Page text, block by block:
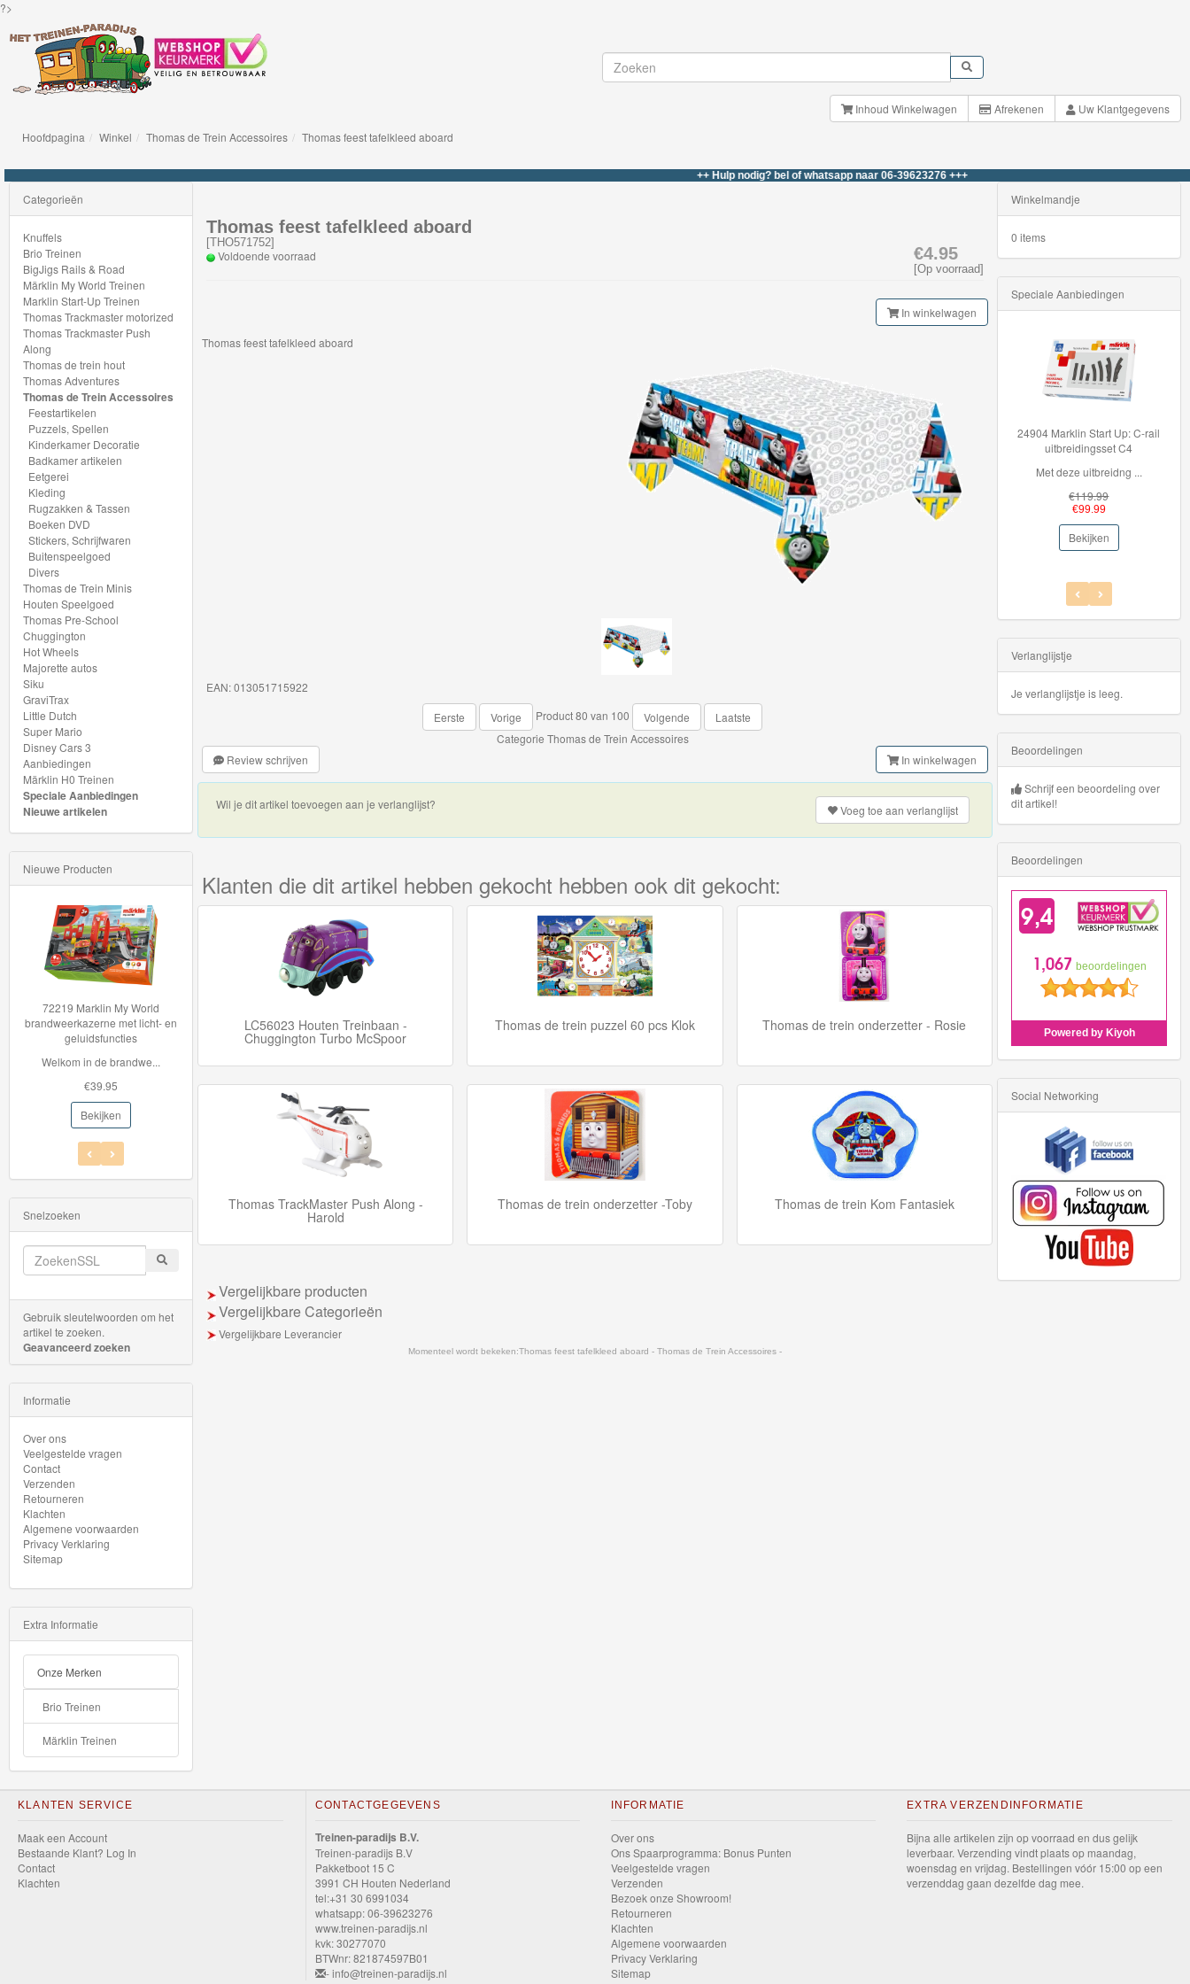
?>
Brio
Treinen
BigJigs
Rails
&
Road
Märklin
My
World
Treinen
Marklin
Start-
Up
Treinen
Thomas
Trackmaster
motorized
Thomas
Trackmaster
Push
Along
Thomas
de
trein
hout
Thomas
Adventures
Thomas
de
Trein
Accessoires
Feestartikelen
Puzzels,
Spellen
Kinderkamer
Decoratie
Badkamer
artikelen
Eetgerei
Kleding
Rugzakken
&
Tassen
Boeken
DVD
Schrijfwaren
Buitenspeelgoed
Divers
Thomas
de
Trein
Minis
Houten
Inhoud Winkelwagen Afrekenen
Uw Klantgegevens
Hoofdpagina
Winkel Thomas de Trein Accessoires Thomas feest tafelkleed aboard
++ Hulp nodig? bel of whatsapp naar 06-39623276 +++
€4.95
[Op voorraad]
Thomas feest tafelkleed aboard
[THO571752]
Voldoende voorraad
In winkelwagen
Thomas feest tafelkleed aboard
EAN: 013051715922
Eerste
Vorige Product 80 van 100 Volgende
Laatste
Categorie Thomas de Trein Accessoires
Review schrijven
In winkelwagen
Wil je dit artikel toevoegen aan je verlanglijst? Voeg toe aan verlanglijst
Klanten die dit artikel hebben gekocht hebben ook dit gekocht:
LC56023 Houten Treinbaan -
Chuggington Turbo McSpoor
Thomas de trein puzzel 60 pcs Klok Thomas de trein onderzetter - Rosie
Thomas TrackMaster Push Along -
Harold
Thomas de trein onderzetter -Toby Thomas de trein Kom Fantasiek
Vergelijkbare producten
Vergelijkbare Categorieën
Vergelijkbare Leverancier
Momenteel wordt bekeken:Thomas feest tafelkleed aboard - Thomas de Trein Accessoires -
Categorieën
Knuffels
Brio Treinen
BigJigs Rails & Road
Märklin My World Treinen
Marklin Start-Up Treinen
Thomas Trackmaster motorized
Thomas Trackmaster Push
Along
Thomas de trein hout
Thomas Adventures
Thomas de Trein Accessoires
Feestartikelen
Puzzels, Spellen
Kinderkamer Decoratie
Badkamer artikelen
Eetgerei
Kleding
Rugzakken & Tassen
Boeken DVD
Stickers, Schrijfwaren
Buitenspeelgoed
Divers
Thomas de Trein Minis
Houten Speelgoed
Thomas Pre-School
Chuggington
Hot Wheels
Majorette autos
Siku
GraviTrax
Little Dutch
Super Mario
Disney Cars 3
Aanbiedingen
Märklin H0 Treinen
Speciale Aanbiedingen
Nieuwe artikelen
Nieuwe Producten
72219 Marklin My World
met licht- en
geluidsfuncties
Welkom in de brandwe...
Hot Wheels Auto - Cyber
Hot Wheels auto Ser...
€5.95
€2.99
Snelzoeken
Gebruik sleutelwoorden om het
artikel te zoeken.
Geavanceerd zoeken
Informatie
Over ons
Veelgestelde vragen
Contact
Verzenden
Retourneren
Klachten
Algemene voorwaarden
Privacy Verklaring
Sitemap
Extra Informatie
Onze Merken
Brio Treinen
Märklin Treinen
Winkelmandje
0 items
Speciale Aanbiedingen
24904 Marklin Start Up: C-rail
uitbreidingsset C4
Met deze uitbreidng ...
€119.99
Bekijken
Hot
Verlanglijstje
Je verlanglijstje is leeg.
Beoordelingen
Schrijf een beoordeling over
dit artikel!
Beoordelingen
Social Networking
KLANTEN SERVICE
Maak een Account
Bestaande Klant? Log In
Contact
Klachten
CONTACTGEGEVENS
Treinen-paradijs B.V.
Treinen-paradijs B.V
Pakketboot 15 C
3991 CH Houten Nederland
tel:+31 30 6991034
whatsapp: 06-39623276
www.treinen-paradijs.nl
kvk: 30277070
BTWnr: 821874597B01
- info@treinen-paradijs.nl
INFORMATIE
Over ons
Ons Spaarprogramma: Bonus Punten
Veelgestelde vragen
Verzenden
Bezoek onze Showroom!
Retourneren
Klachten
Algemene voorwaarden
Privacy Verklaring
Sitemap
EXTRA VERZENDINFORMATIE
Bijna alle artikelen zijn op voorraad en dus gelijk
leverbaar. Verzending vindt plaats op maandag,
woensdag en vrijdag. Bestellingen vóór 15:00 op een
verzenddag gaan dezelfde dag mee.